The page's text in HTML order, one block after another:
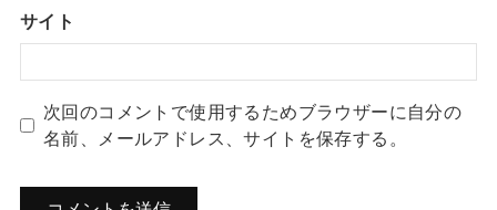
サイト
次回のコメントで使用するためブラウザーに自分の
名前、メールアドレス、サイトを保存する。